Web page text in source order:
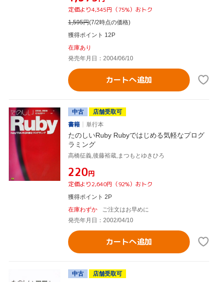
定価より4,345円（75%）おトク
1,595円(7/2時点の価格)
獲得ポイント 12P
在庫あり
発売年月日：2004/06/10
カートへ追加
中古
店舗受取可
書籍
単行本
たのしいRuby Rubyではじめる気軽なプログ
ラミング
高橋征義,後藤裕蔵,まつもとゆきひろ
¥220円
定価より2,640円（92%）おトク
獲得ポイント 2P
在庫わずか
ご注文はお早めに
発売年月日：2002/04/10
カートへ追加
中古
店舗受取可